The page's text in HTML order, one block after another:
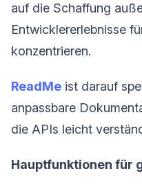
auf die Schaffung
Entwicklererlebnisse
konzentrieren.
ReadMe ist darauf
anpassbare
die APIs leicht
Hauptfunktionen für